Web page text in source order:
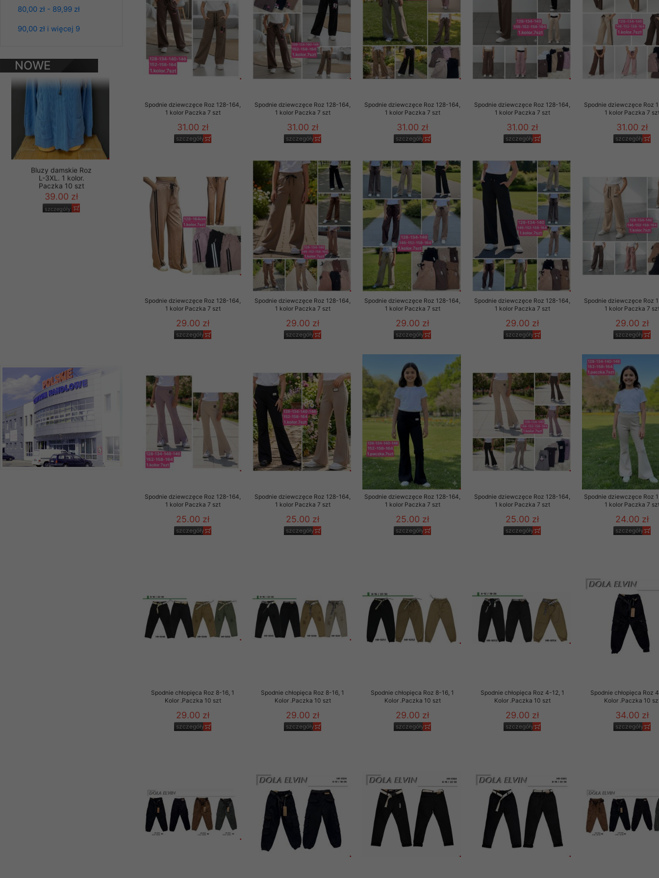
80,00 zł - 89,99 zł
90,00 zł i więcej 9
NOWE
PRODUKTY
Bluzy damskie Roz
Paczka 10 szt
Bluzy damskie Roz
L-3XL. 1 kolor.
Spodnie dziewczęce Roz 128-164,
1 kolor Paczka 7 szt
31.00 zł
szczegóły
Spodnie dziewczęce Roz 128-164,
1 kolor Paczka 7 szt
31.00 zł
szczegóły
Spodnie dziewczęce Roz 128-164,
1 kolor Paczka 7 szt
31.00 zł
szczegóły
Spodnie dziewczęce Roz 128-164,
1 kolor Paczka 7 szt
31.00 zł
szczegóły
Spodnie dziewczęce Roz
1 kolor Paczka 7
31.00 zł
szczegóły
Spodnie dziewczęce Roz 128-164,
1 kolor Paczka 7 szt
29.00 zł
szczegóły
Spodnie dziewczęce Roz 128-164,
1 kolor Paczka 7 szt
29.00 zł
szczegóły
Spodnie dziewczęce Roz 128-164,
1 kolor Paczka 7 szt
29.00 zł
szczegóły
Spodnie dziewczęce Roz 128-164,
1 kolor Paczka 7 szt
29.00 zł
szczegóły
Spodnie dziewczęce Roz
1 kolor Paczka 7
29.00 zł
szczegóły
Spodnie dziewczęce Roz 128-164,
1 kolor Paczka 7 szt
25.00 zł
szczegóły
Spodnie dziewczęce Roz 128-164,
1 kolor Paczka 7 szt
25.00 zł
szczegóły
Spodnie dziewczęce Roz 128-164,
1 kolor Paczka 7 szt
25.00 zł
szczegóły
Spodnie dziewczęce Roz 128-164,
1 kolor Paczka 7 szt
25.00 zł
szczegóły
Spodnie dziewczęce Roz
1 kolor Paczka 7
24.00 zł
szczegóły
Spodnie chłopięca Roz 8-16, 1
Kolor .Paczka 10 szt
29.00 zł
szczegóły
Spodnie chłopięca Roz 8-16, 1
Kolor .Paczka 10 szt
29.00 zł
szczegóły
Spodnie chłopięca Roz 8-16, 1
Kolor .Paczka 10 szt
29.00 zł
szczegóły
Spodnie chłopięca Roz 4-12, 1
Kolor .Paczka 10 szt
29.00 zł
szczegóły
Spodnie chłopięca Roz
Kolor .Paczka 10
34.00 zł
szczegóły
Materiały reklamowo - promocyjne wysyłamy Klientom jedynie wówczas, gdy wyrazili na to zgodę. Dotyczy to w
szczególności newslettera wysyłanego Klientowi, jeżeli potwierdzi wyraźnie wskazanego przez nas linka
zawierającego akceptację na otrzymywanie newslettera o aktualnych promocjach, rabatach i nowościach w
naszym Sklepie. Materiały te dotyczą wyłącznie oferty naszego Sklepu.
Wszelkie pytania, wnioski i sugestie odnoszące się do ochrony Państwa prywatności, w szczególności danych
osobowych prosimy zgłaszać na email